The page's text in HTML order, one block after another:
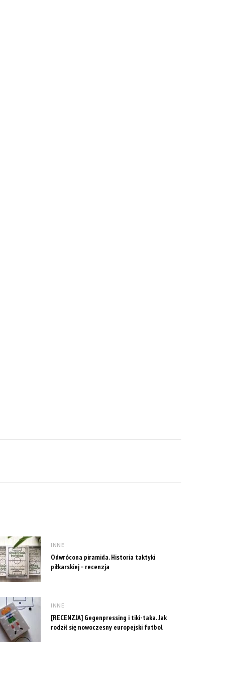
INNE
Odwrócona piramida. Historia taktyki
piłkarskiej – recenzja
INNE
[RECENZJA] Gegenpressing i tiki-taka. Jak
rodził się nowoczesny europejski futbol